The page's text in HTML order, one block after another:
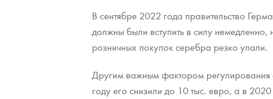
В сентябре 2022 года правительство
должны были вступить в силу
розничных покупок серебра резко упали.
Другим важным фактором регулирования
году его снизили до 10 тыс. евро, а в